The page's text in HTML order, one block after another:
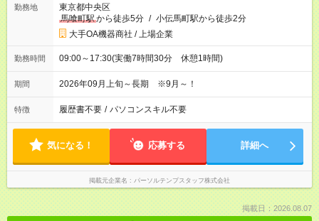
勤務地
東京都中央区
馬喰町駅から徒歩5分 / 小伝馬町駅から徒歩2分
大手OA機器商社 / 上場企業
勤務時間 09:00～17:30(実働7時間30分 休憩1時間)
期間 2026年09月上旬～長期 ※9月～！
特徴 履歴書不要 / パソコンスキル不要
気になる！ 応募する 詳細へ
掲載元企業名 パーソルテンプスタッフ株式会社
掲載日：2026.08.07